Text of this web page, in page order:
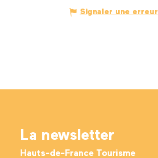
Signaler une erreur
La newsletter
Hauts-de-France Tourisme